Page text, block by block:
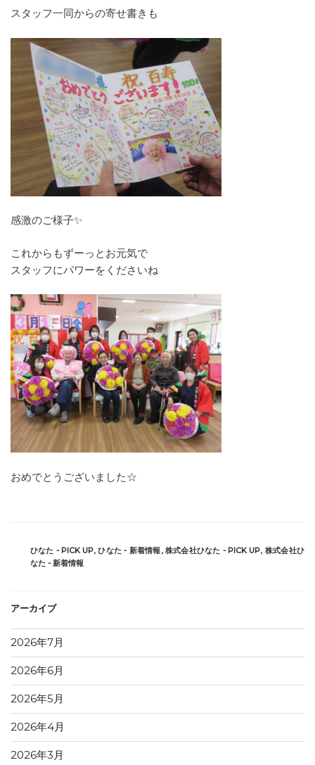
スタッフ一同からの寄せ書きも
感激のご様子✨
これからもずーっとお元気で
スタッフにパワーをくださいね
おめでとうございました☆
カ
テ
ひなた - PICK UP,ひなた - 新着情報 , 株式会社ひなた - PICK UP, 株式会社ひ
なた - 新着情報
アーカイブ
2026年7月
2026年6月
2026年5月
2026年4月
2026年3月